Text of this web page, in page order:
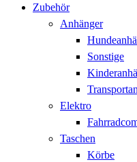
Zubehör
Anhänger
Sonstige
Elektro
Taschen
Körbe